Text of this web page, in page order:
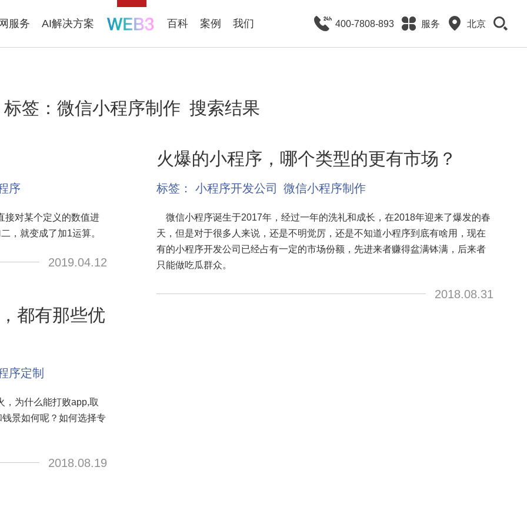
服务 AI解决方案 百科 案例 我们 400-7808-893 服务 北京
标签： 微信小程序制作 搜索结果
序
接对某个定义的数值进
，就变成了加1运算。
2019.04.12
都有那些优
序定制
，为什么能打败app,取
景如何呢？如何选择专
2018.08.19
火爆的小程序，哪个类型的更有市场？
标签： 小程序开发公司 微信小程序制作
微信小程序诞生于2017年，经过一年的洗礼和成长，在2018年迎来了爆发的春
天，但是对于很多人来说，还是不明觉厉，还是不知道小程序到底有啥用，现在
有的小程序开发公司已经占有一定的市场份额，先进来者赚得盆满钵满，后来者
只能做吃瓜群众。
2018.08.31